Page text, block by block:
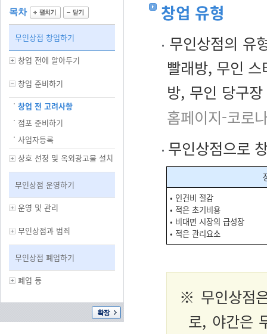
목차
무인상점 창업하기
창업 전에 알아두기
창업 준비하기
창업 전 고려사항
점포 준비하기
사업자등록
상호 선정 및 옥외광고물 설치
무인상점 운영하기
운영 및 관리
무인상점과 범죄
무인상점 폐업하기
폐업 등
창업 유형
무인상점의 유
빨래방, 무인
방, 무인 당구
홈페이지-코로
무인상점으로
• 인건비 절감
• 적은 초기비용
• 비대면 시장의 급성장
• 적은 관리요소
※ 무인상점
로, 야간은